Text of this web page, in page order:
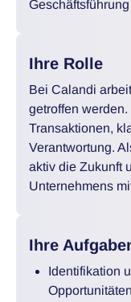
Geschäftsführung
Ihre Rolle
Bei Calandi
getroffen
Transaktionen,
Verantwortung.
aktiv die Zukunft
Unternehmens
Ihre
Identifikation